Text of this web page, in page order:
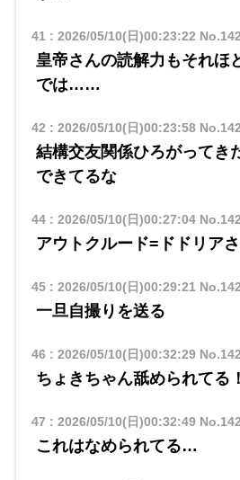
41 : 2026/05/10(日)00:23:22
皇帝さんの読解力もそれほ
では……
42 : 2026/05/10(日)00:23:58
結構交友関係ひろがってき
できてるな
44: 2026/05/10(日)00:27:04
アウトクルード=ドドリア
45: 2026/05/10(日)00:29:21
一旦自撮りを送る
46 : 2026/05/10(日)00:32:29
ちょきちゃん舐められてる
47 : 2026/05/10(日)00:32:49
これはなめられてる…